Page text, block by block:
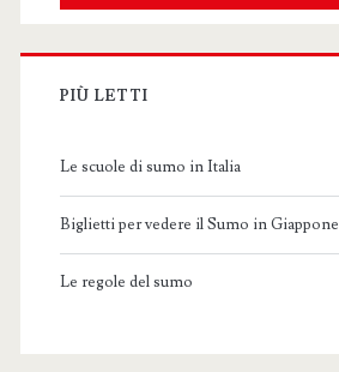
PIÙ LETTI
Le scuole di sumo in Italia
Biglietti per vedere il Sumo in Giappone
Le regole del sumo